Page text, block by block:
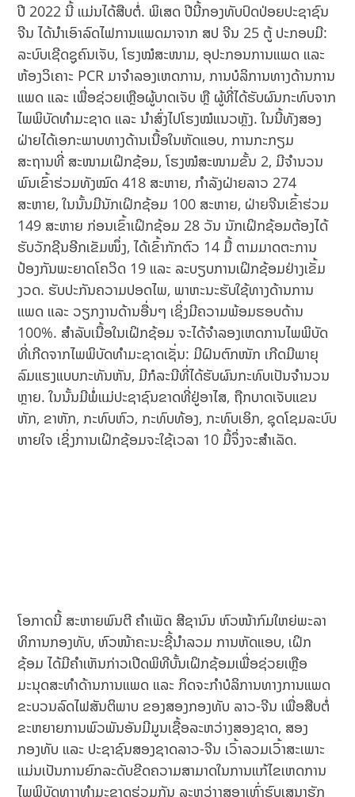
ປີ 2022 ນີ້ ແມ່ນໄດ້ສືບຕໍ່. ພິເສດ ປີນີ້ກອງທັບປົດປ່ອຍປະຊາຊົນ
ຈີນ ໄດ້ນໍາເອົາລົດໄຟການແພດມາຈາກ ສປ ຈີນ 25 ຕູ້ ປະກອບມີ:
ລະບົບເຊີດຊູຄົນເຈັບ, ໂຮງໝໍສະໜາມ, ອຸປະກອນການແພດ ແລະ
ຫ້ອງວິເຄາະ PCR ມາຈໍາລອງເຫດການ, ການບໍລິການທາງດ້ານການ
ແພດ ແລະ ເພື່ອຊ່ວຍເຫຼືອຜູ້ບາດເຈັບ ຫຼື ຜູ້ທີ່ໄດ້ຮັບຜົນກະທົບຈາກ
ໄພພິບັດທໍາມະຊາດ ແລະ ນໍາສົ່ງໄປໂຮງໝໍແນວຫຼັງ. ໃນນີ້ທັງສອງ
ຝ່າຍໄດ້ເອກະພາບທາງດ້ານເນື້ອໃນຫັດແອບ, ການກະກຽມ
ສະຖານທີ່ ສະໜາມເຝິກຊ້ອມ, ໂຮງໝໍສະໜາມຂັ້ນ 2, ມີຈໍານວນ
ພົນເຂົ້າຮ່ວມທັງໝົດ 418 ສະຫາຍ, ກໍາລັງຝ່າຍລາວ 274
ສະຫາຍ, ໃນນັ້ນມີນັກເຝິກຊ້ອມ 100 ສະຫາຍ, ຝ່າຍຈີນເຂົ້າຮ່ວມ
149 ສະຫາຍ ກ່ອນເຂົ້າເຝິກຊ້ອມ 28 ວັນ ນັກເຝິກຊ້ອມຕ້ອງໄດ້
ຮັບວັກຊີນອີກເຂັມໜຶ່ງ, ໄດ້ເຂົ້າກັກຕົວ 14 ມື້ ຕາມມາດຕະການ
ປ້ອງກັນພະຍາດໂຄວິດ 19 ແລະ ລະບຽບການເຝິກຊ້ອມຢ່າງເຂັ້ມ
ງວດ. ຮັບປະກັນຄວາມປອດໄພ, ພາຫະນະຮັບໃຊ້ທາງດ້ານການ
ແພດ ແລະ ວຽກງານດ້ານອື່ນໆ ເຊິ່ງມີຄວາມພ້ອມຮອບດ້ານ
100%. ສໍາລັບເນື້ອໃນເຝິກຊ້ອມ ຈະໄດ້ຈໍາລອງເຫດການໄພພິບັດ
ທີ່ເກີດຈາກໄພພິບັດທໍາມະຊາດເຊັ່ນ: ມີຝົນຕົກໜັກ ເກີດມີພາຍຸ
ລົມແຮງແບບກະທັນຫັນ, ມີກໍລະນີທີ່ໄດ້ຮັບຜົນກະທົບເປັນຈໍານວນ
ຫຼາຍ. ໃນນັ້ນມີພໍ່ແມ່ປະຊາຊົນຂາດທີ່ຢູ່ອາໄສ, ຖືກບາດເຈັບແຂນ
ຫັກ, ຂາຫັກ, ກະທົບຫົວ, ກະທົບທ້ອງ, ກະທົບເອິກ, ຊຸດໂຊມລະບົບ
ຫາຍໃຈ ເຊິ່ງການເຝິກຊ້ອມຈະໃຊ້ເວລາ 10 ມື້ຈຶ່ງຈະສໍາເລັດ.
ໂອກາດນີ້ ສະຫາຍພົນຕີ ຄໍາເພັດ ສີຊານົນ ຫົວໜ້າກົມໃຫຍ່ພະລາ
ທິການກອງທັບ, ຫົວໜ້າຄະນະຊີ້ນໍາລວມ ການຫັດແອບ, ເຝິກ
ຊ້ອມ ໄດ້ມີຄໍາເຫັນກ່າວເປີດພິທີບັ້ນເຝິກຊ້ອມເພື່ອຊ່ວຍເຫຼືອ
ມະນຸດສະທໍາດ້ານການແພດ ແລະ ກິດຈະກໍາບໍລິການທາງການແພດ
ຂະບວນລົດໄຟສັນຕິພາບ ຂອງສອງກອງທັບ ລາວ-ຈີນ ເພື່ອສືບຕໍ່
ຂະຫຍາຍການພົວພັນອັນມີມູນເຊື້ອລະຫວ່າງສອງຊາດ, ສອງ
ກອງທັບ ແລະ ປະຊາຊົນສອງຊາດລາວ-ຈີນ ເວົ້າລວມເວົ້າສະເພາະ
ແມ່ນເປັນການຍົກລະດັບຂີດຄວາມສາມາດໃນການແກ້ໄຂເຫດການ
ໄພພິບັດທາງທຳມະຊາດຮ່ວມກັນ ລະຫວ່າງສອງເຫຼົ່າຮົບເສນາຮັກ